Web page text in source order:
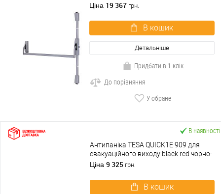
Ціна 19 367 грн.
В кошик
Детальніше
Придбати в 1 клік
До порівняння
У обране
В наявності
Антипаніка TESA QUICK1E 909 для
евакуаційного виходу black red чорно-
червоний
Ціна 9 325 грн.
В кошик